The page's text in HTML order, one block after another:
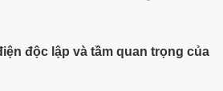
độc lập và tầm quan trọng của